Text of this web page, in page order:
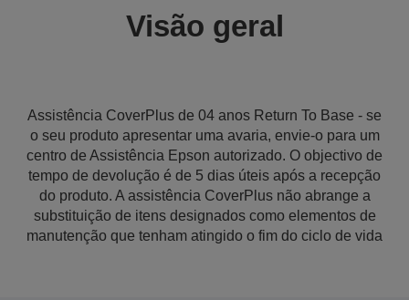
Visão geral
Assistência CoverPlus de 04 anos Return To Base - se
o seu produto apresentar uma avaria, envie-o para um
centro de Assistência Epson autorizado. O objectivo de
tempo de devolução é de 5 dias úteis após a recepção
do produto. A assistência CoverPlus não abrange a
substituição de itens designados como elementos de
manutenção que tenham atingido o fim do ciclo de vida